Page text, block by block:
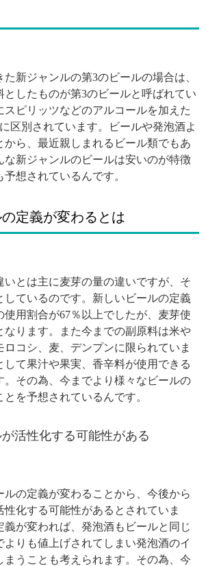
a8/81/22a8815674a4dafcf806c03878f8a586.jpg
新ジャンルの第3のビールの場合は、
としたものが第3のビールと呼ばれてい
スピリッツなどのアルコールを加えた
区別されています。ビールや発泡酒よ
から、最近親しまれるビール類でもあ
な新ジャンルのビールは安いのが特徴
想されているんです。
定義が変わるとは
19/9f/ba199fd1779a602ba3b32ac738bb41cf.jpg
いとは主に麦芽の量の違いですが、そ
しているのです。新しいビールの定義
使用割合が67％以上でしたが、麦芽使
なります。また今までの副原料は米や
ロコシ、麦、デンプンに限られていま
して果汁や果実、香辛料が使用できる
。その為、今までより様々なビールの
を予想されているんです。
活性化する可能性がある
be/ae/d0beae5f44d9498dd16fd8d0d30b4508.jpg
ルの定義が変わることから、今後から
性化する可能性があるとされていま
義が変われば、発泡酒もビールと同じ
よりも値上げされてしまい発泡酒のイ
まうことも考えられます。その為、今